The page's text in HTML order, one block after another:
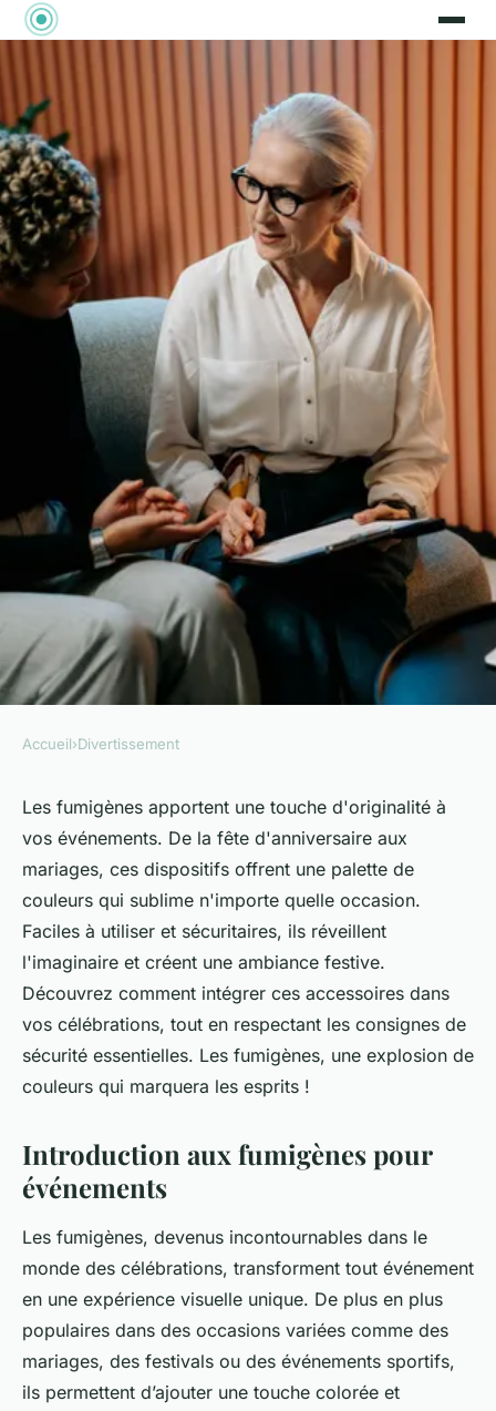
Fumigènes : des solutions
colorées pour chaque
événement
Mélina• 16 décembre 2024•9 min de lecture
Accueil›Divertissement
Les fumigènes apportent une touche d'originalité à
vos événements. De la fête d'anniversaire aux
mariages, ces dispositifs offrent une palette de
couleurs qui sublime n'importe quelle occasion.
Faciles à utiliser et sécuritaires, ils réveillent
l'imaginaire et créent une ambiance festive.
Découvrez comment intégrer ces accessoires dans
vos célébrations, tout en respectant les consignes de
sécurité essentielles. Les fumigènes, une explosion de
couleurs qui marquera les esprits !
Introduction aux fumigènes pour
événements
Les fumigènes, devenus incontournables dans le
monde des célébrations, transforment tout événement
en une expérience visuelle unique. De plus en plus
populaires dans des occasions variées comme des
mariages, des festivals ou des événements sportifs,
ils permettent d’ajouter une touche colorée et